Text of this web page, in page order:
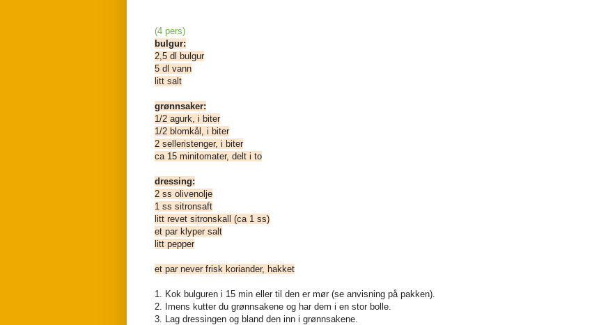
(4 pers)
bulgur:
2,5 dl bulgur
5 dl vann
litt salt
grønnsaker:
1/2 agurk, i biter
1/2 blomkål, i biter
2 selleristenger, i biter
ca 15 minitomater, delt i to
dressing:
2 ss olivenolje
1 ss sitronsaft
litt revet sitronskall (ca 1 ss)
et par klyper salt
litt pepper
et par never frisk koriander, hakket
1. Kok bulguren i 15 min eller til den er mør (se anvisning på pakken).
2. Imens kutter du grønnsakene og har dem i en stor bolle.
3. Lag dressingen og bland den inn i grønnsakene.